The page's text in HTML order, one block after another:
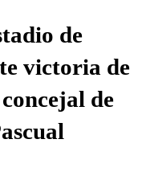
de
victoria de
de